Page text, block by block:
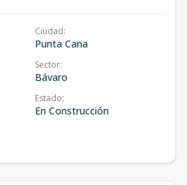
Ciudad:
Punta Cana
Sector:
Bávaro
Estado:
En Construcción